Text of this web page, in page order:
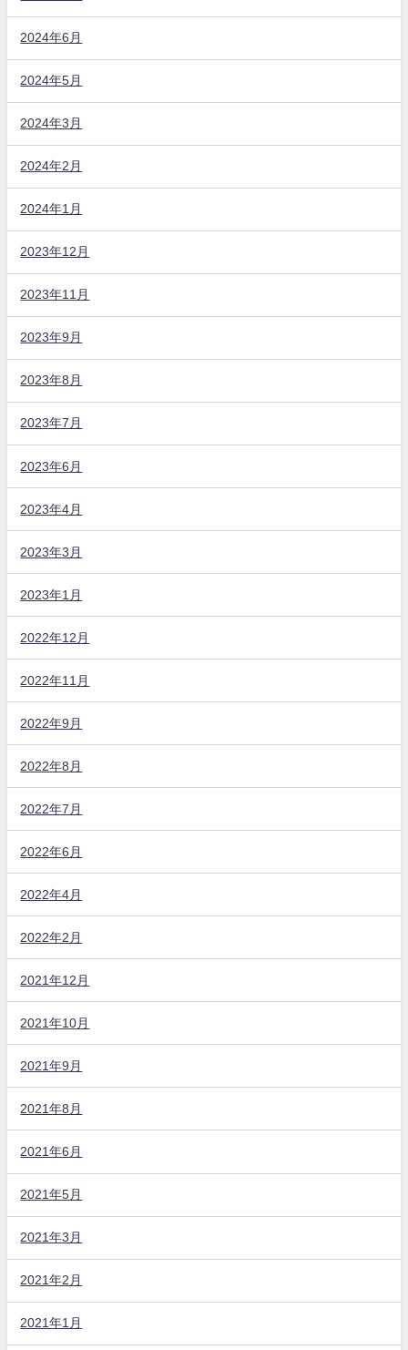
2024年6月
2024年5月
2024年3月
2024年2月
2024年1月
2023年12月
2023年11月
2023年9月
2023年8月
2023年7月
2023年6月
2023年4月
2023年3月
2023年1月
2022年12月
2022年11月
2022年9月
2022年8月
2022年7月
2022年6月
2022年4月
2022年2月
2021年12月
2021年10月
2021年9月
2021年8月
2021年6月
2021年5月
2021年3月
2021年2月
2021年1月